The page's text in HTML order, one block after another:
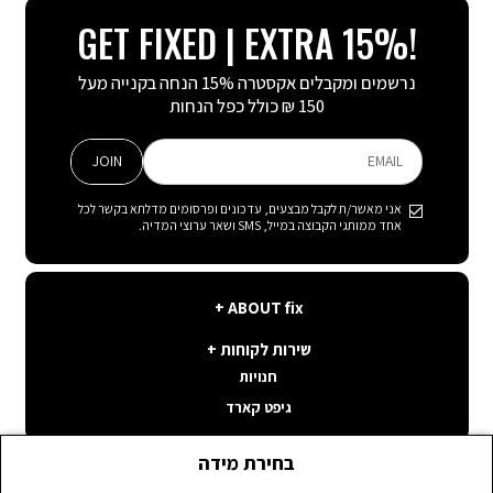
בחירת מידה
fix
ABOUT fix
קצת עלינו
תנאי שימוש באתר
קשרי משקיעים
דרושים במטה קיסריה
דרושים בחנויות
לקוחות
שירות לקוחות
פה בשבילך
איפה ההזמנה שלי
חנויות
גיפט קארד
GET FIXED | EXTRA 15%!
נרשמים ומקבלים אקסטרה 15% הנחה בקנייה מעל
150 ₪ כולל כפל הנחות
EMAIL
אני מאשר/ת לקבל מבצעים, עדכונים ופרסומים מדלתא בקשר לכל
אחד ממותגי הקבוצה במייל, SMS ושאר ערוצי המדיה.
JOIN